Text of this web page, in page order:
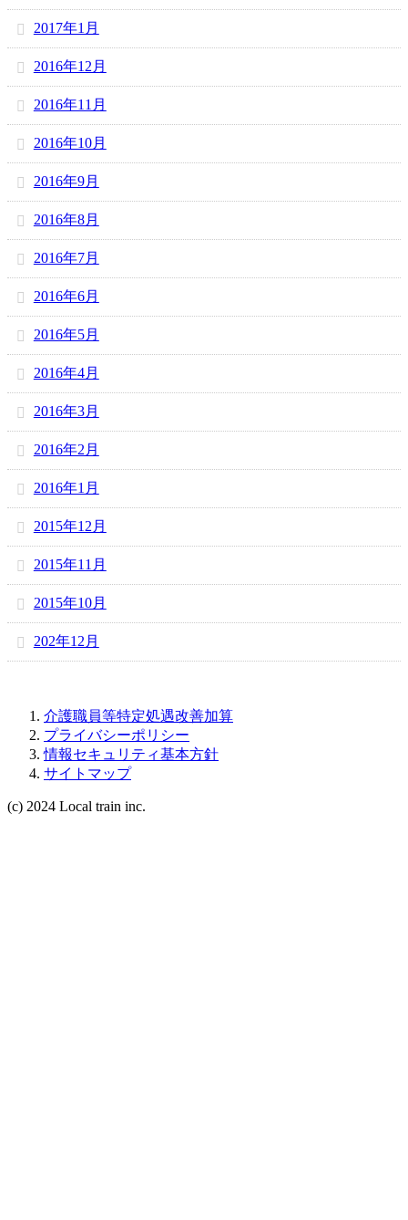
2017年1月
2016年12月
2016年11月
2016年10月
2016年9月
2016年8月
2016年7月
2016年6月
2016年5月
2016年4月
2016年3月
2016年2月
2016年1月
2015年12月
2015年11月
2015年10月
202年12月
介護職員等特定処遇改善加算
プライバシーポリシー
情報セキュリティ基本方針
サイトマップ
(c) 2024 Local train inc.